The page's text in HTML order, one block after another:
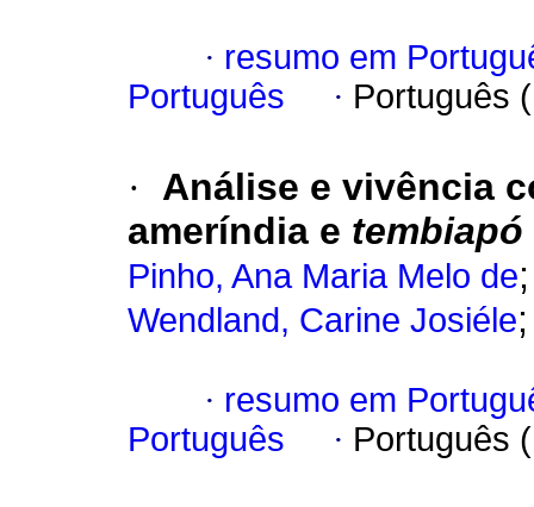
· resumo em
Português
· Português
·
Análise e vivência
ameríndia e tembiapó
Pinho, Ana Maria Melo de
Wendland, Carine Josiéle
· resumo em
Português
· Português